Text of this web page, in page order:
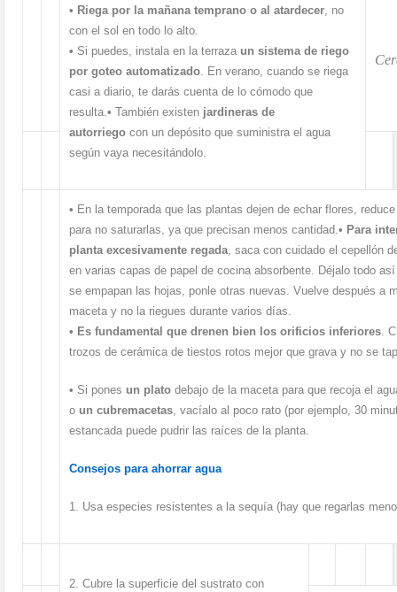
• Riega por la mañana temprano o al atardecer, no
con el sol en todo lo alto.
• Si puedes, instala en la terraza un sistema de riego
por goteo automatizado. En verano, cuando se riega
casi a diario, te darás cuenta de lo cómodo que
resulta.• También existen jardineras de
autorriego con un depósito que suministra el agua
según vaya necesitándolo.
• En la temporada que las plantas dejen de echar flores,
para no saturarlas, ya que precisan menos cantidad.• Para
planta excesivamente regada, saca con cuidado el cepellón
en varias capas de papel de cocina absorbente. Déjalo todo
se empapan las hojas, ponle otras nuevas. Vuelve después a
maceta y no la riegues durante varios días.
• Es fundamental que drenen bien los orificios inferiores.
trozos de cerámica de tiestos rotos mejor que grava y no se
• Si ponesun plato debajo de la maceta para que recoja el
oun cubremacetas, vacíalo al poco rato (por ejemplo, 30
estancada puede pudrir las raíces de la planta.
Consejos para ahorrar agua
1. Usa especies resistentes a la sequía (hay que regarlas
2. Cubre la superficie del sustrato con